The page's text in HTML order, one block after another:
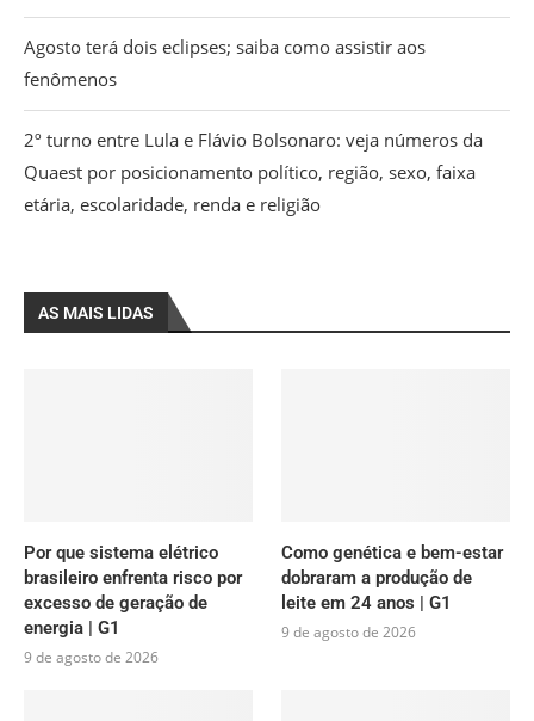
Agosto terá dois eclipses; saiba como assistir aos
fenômenos
2º turno entre Lula e Flávio Bolsonaro: veja números da
Quaest por posicionamento político, região, sexo, faixa
etária, escolaridade, renda e religião
AS MAIS LIDAS
Por que sistema elétrico
brasileiro enfrenta risco por
excesso de geração de
energia | G1
9 de agosto de 2026
Como genética e bem-estar
dobraram a produção de
leite em 24 anos | G1
9 de agosto de 2026